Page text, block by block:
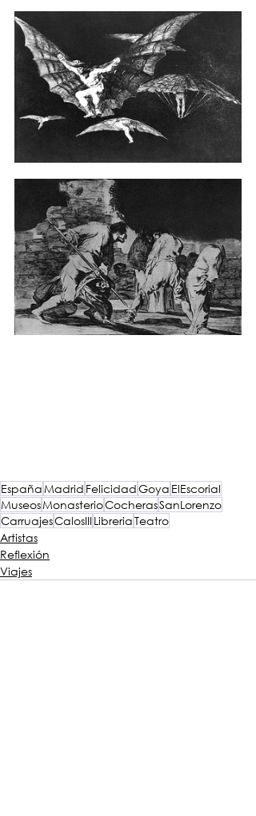
España Madrid FelicidadGoya ElEscorial
MuseosMonasterioCocherasSanLorenzo
CarruajesCalosIII LibreriaTeatro
Artistas
Reflexión
Viajes